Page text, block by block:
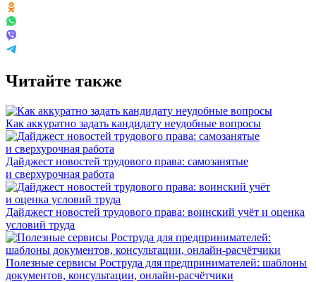
Читайте также
Как аккуратно задать кандидату неудобные вопросы
Дайджест новостей трудового права: самозанятые
и сверхурочная работа
Дайджест новостей трудового права: воинский учёт и оценка
условий труда
Полезные сервисы Роструда для предпринимателей: шаблоны
документов, консультации, онлайн-расчётчики